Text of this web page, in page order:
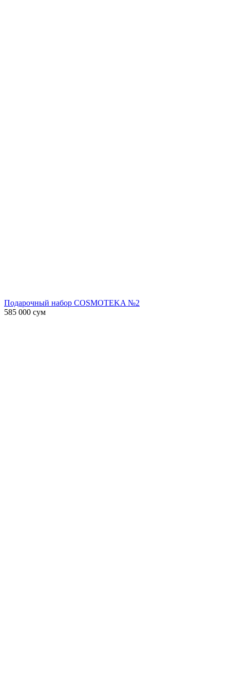
Подарочный набор COSMOTEKA №2
585 000 сум